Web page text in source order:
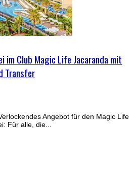
im Club Magic Life Jacaranda mit
Transfer
Angebot für den Magic Life
Für alle, die...